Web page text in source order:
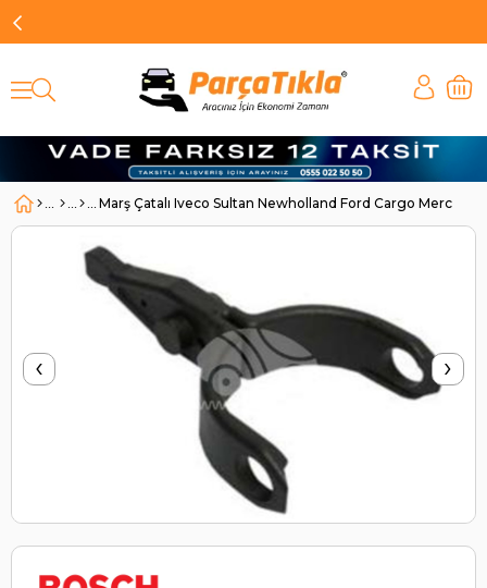
Marş Çatalı Iveco Sultan Newholland Ford Cargo
‹ ›